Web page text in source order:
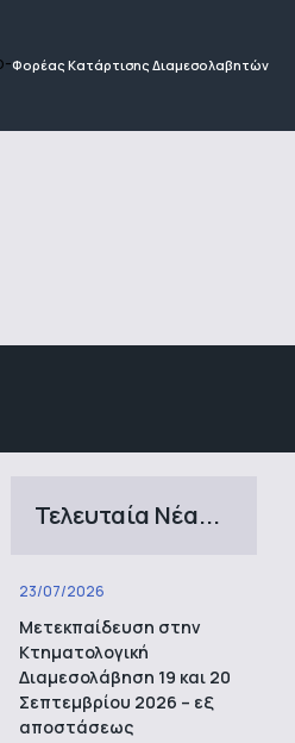
Φορέας Κατάρτισης Διαμεσολαβητών
Τελευταία Νέα...
23/07/2026
Μετεκπαίδευση στην
Κτηματολογική
Διαμεσολάβηση 19 και 20
Σεπτεμβρίου 2026 – εξ
αποστάσεως